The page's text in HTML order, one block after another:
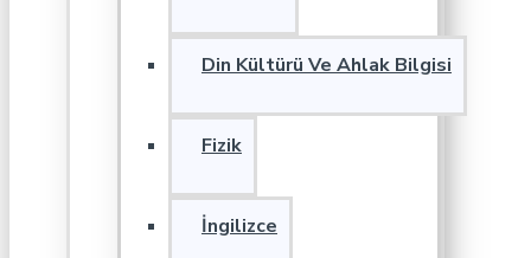
Din Kültürü Ve Ahlak Bilgisi
Fizik
İngilizce